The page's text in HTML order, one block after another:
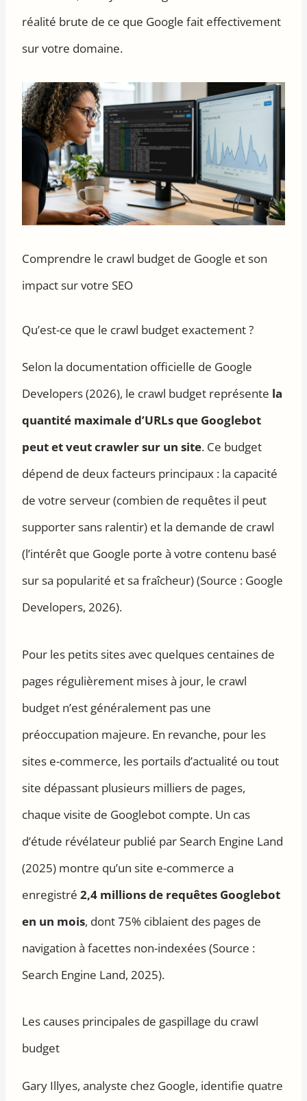
réalité brute de ce que Google fait effectivement
sur votre domaine.
Comprendre le crawl budget de Google et son
impact sur votre SEO
Qu’est-ce que le crawl budget exactement ?
Selon la documentation officielle de Google
Developers (2026), le crawl budget représente la
quantité maximale d’URLs que Googlebot
peut et veut crawler sur un site. Ce budget
dépend de deux facteurs principaux : la capacité
de votre serveur (combien de requêtes il peut
supporter sans ralentir) et la demande de crawl
(l’intérêt que Google porte à votre contenu basé
sur sa popularité et sa fraîcheur) (Source : Google
Developers, 2026).
Pour les petits sites avec quelques centaines de
pages régulièrement mises à jour, le crawl
budget n’est généralement pas une
préoccupation majeure. En revanche, pour les
sites e-commerce, les portails d’actualité ou tout
site dépassant plusieurs milliers de pages,
chaque visite de Googlebot compte. Un cas
d’étude révélateur publié par Search Engine Land
(2025) montre qu’un site e-commerce a
enregistré2,4 millions de requêtes Googlebot
en un mois, dont 75% ciblaient des pages de
navigation à facettes non-indexées (Source :
Search Engine Land, 2025).
Les causes principales de gaspillage du crawl
budget
Gary Illyes, analyste chez Google, identifie quatre